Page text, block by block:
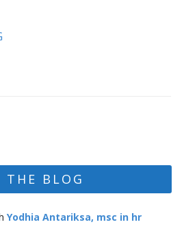
THE BLOG
Yodhia Antariksa, msc in hr